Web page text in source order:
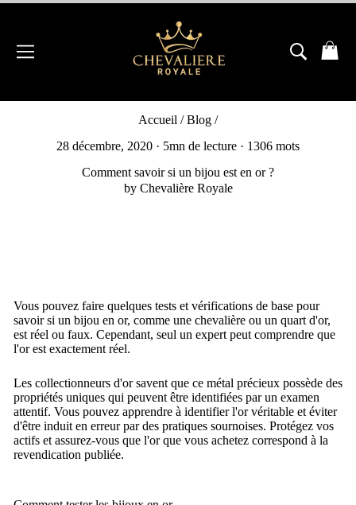
Passer
Accueil / Blog /
28 décembre, 2020 · 5mn de lecture · 1306 mots
Comment savoir si un bijou est en or ?
by Chevalière Royale
Vous pouvez faire quelques tests et vérifications de base pour
savoir si un bijou en or, comme une chevalière ou un quart d'or,
est réel ou faux. Cependant, seul un expert peut comprendre que
l'or est exactement réel.
Les collectionneurs d'or savent que ce métal précieux possède des
propriétés uniques qui peuvent être identifiées par un examen
attentif. Vous pouvez apprendre à identifier l'or véritable et éviter
d'être induit en erreur par des pratiques sournoises. Protégez vos
actifs et assurez-vous que l'or que vous achetez correspond à la
revendication publiée.